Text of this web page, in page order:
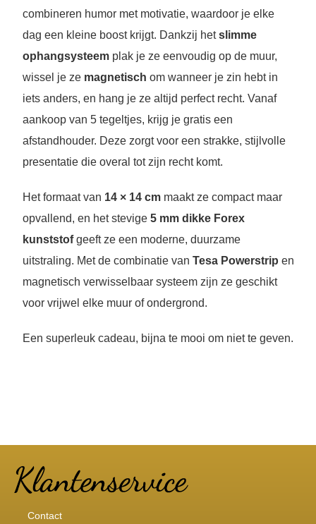
combineren humor met motivatie, waardoor je elke
dag een kleine boost krijgt. Dankzij hetslimme
ophangsysteemplak je ze eenvoudig op de muur,
wissel je ze magnetisch om wanneer je zin hebt in
iets anders, en hang je ze altijd perfect recht. Vanaf
aankoop van 5 tegeltjes, krijg je gratis een
afstandhouder. Deze zorgt voor een strakke, stijlvolle
presentatie die overal tot zijn recht komt.
Het formaat van 14 × 14 cmmaakt ze compact maar
opvallend, en het stevige 5 mm dikke Forex
kunststofgeeft ze een moderne, duurzame
uitstraling. Met de combinatie van Tesa Powerstrip en
magnetisch verwisselbaar systeem zijn ze geschikt
voor vrijwel elke muur of ondergrond.
Een superleuk cadeau, bijna te mooi om niet te geven.
Contact